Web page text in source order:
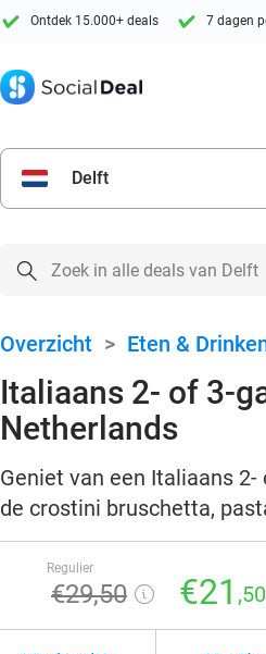
Ontdek 15.000+ deals 7 dagen
Delft
Overzicht > Eten &
Italiaans 2- of 3-
Netherlands
Geniet van een Italiaans
de crostini bruschetta,
Regulier
€29,50 €21 ,50